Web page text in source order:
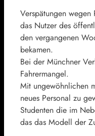
Verspätungen
das Nutzer des
den vergangenen
bekamen.
Bei der Münchner
Fahrermangel.
Mit ungewöhnlichen
neues Personal zu
Studenten die im
das das Modell der